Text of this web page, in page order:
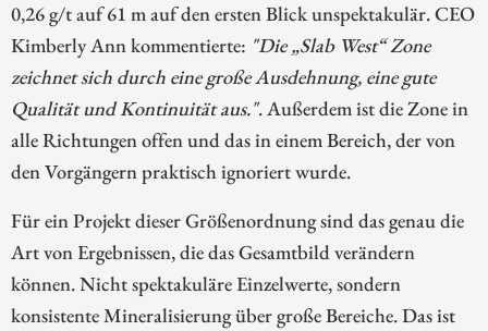
0,26 g/t auf 61 m auf den ersten Blick unspektakulär. CEO
Kimberly Ann kommentierte: "Die „Slab West“ Zone
zeichnet sich durch eine große Ausdehnung, eine gute
Qualität und Kontinuität aus.". Außerdem ist die Zone in
alle Richtungen offen und das in einem Bereich, der von
den Vorgängern praktisch ignoriert wurde.
Für ein Projekt dieser Größenordnung sind das genau die
Art von Ergebnissen, die das Gesamtbild verändern
können. Nicht spektakuläre Einzelwerte, sondern
konsistente Mineralisierung über große Bereiche. Das ist